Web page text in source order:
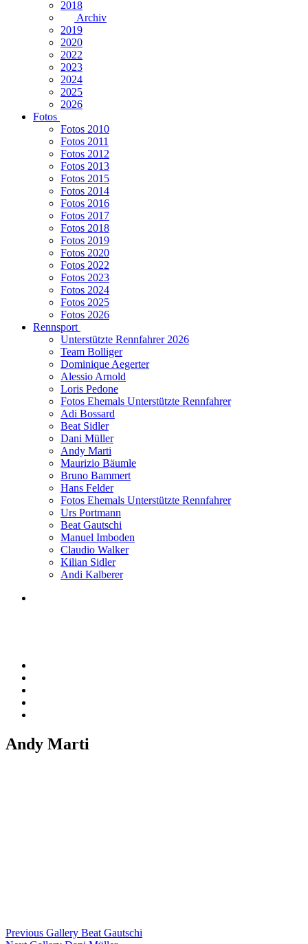
2018
Archiv
2019
2020
2022
2023
2024
2025
2026
Fotos
Fotos 2010
Fotos 2011
Fotos 2012
Fotos 2013
Fotos 2015
Fotos 2014
Fotos 2016
Fotos 2017
Fotos 2018
Fotos 2019
Fotos 2020
Fotos 2022
Fotos 2023
Fotos 2024
Fotos 2025
Fotos 2026
Rennsport
Unterstützte Rennfahrer 2026
Team Bolliger
Dominique Aegerter
Alessio Arnold
Loris Pedone
Fotos Ehemals Unterstützte Rennfahrer
Adi Bossard
Beat Sidler
Dani Müller
Andy Marti
Maurizio Bäumle
Bruno Bammert
Hans Felder
Fotos Ehemals Unterstützte Rennfahrer
Urs Portmann
Beat Gautschi
Manuel Imboden
Claudio Walker
Kilian Sidler
Andi Kalberer
Andy Marti
Previous Gallery Beat Gautschi